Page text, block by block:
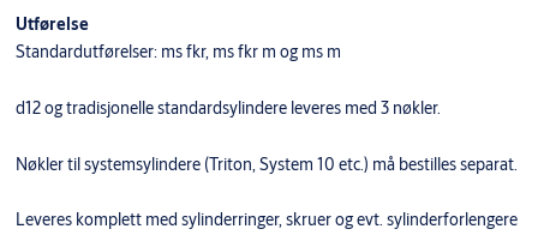
Utførelse
Standardutførelser: ms fkr, ms fkr m og ms m
d12 og tradisjonelle standardsylindere leveres med 3 nøkler.
Nøkler til systemsylindere (Triton, System 10 etc.) må bestilles separat.
Leveres komplett med sylinderringer, skruer og evt. sylinderforlengere